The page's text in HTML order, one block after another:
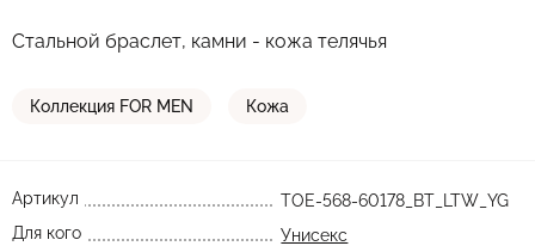
Стальной браслет, камни - кожа телячья
Коллекция FOR MEN Кожа
Артикул
TOE-568-60178_BT_LTW_YG
Для кого
Унисекс